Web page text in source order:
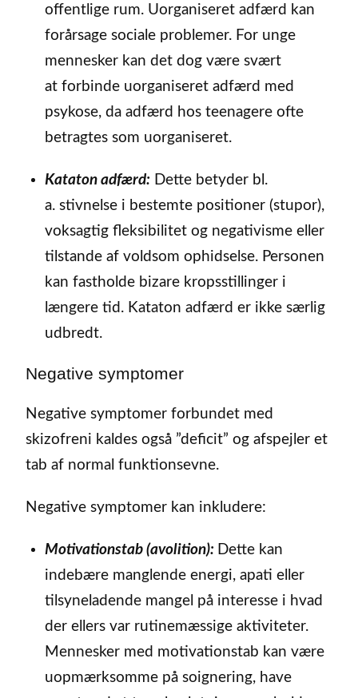
offentlige rum. Uorganiseret adfærd kan
forårsage sociale problemer. For unge
mennesker kan det dog være svært
at forbinde uorganiseret adfærd med
psykose, da adfærd hos teenagere ofte
betragtes som uorganiseret.
Kataton adfærd: Dette betyder bl.
a. stivnelse i bestemte positioner (stupor),
voksagtig fleksibilitet og negativisme eller
tilstande af voldsom ophidselse. Personen
kan fastholde bizare kropsstillinger i
længere tid. Kataton adfærd er ikke særlig
udbredt.
Negative symptomer
Negative symptomer forbundet med
skizofreni kaldes også ”deficit” og afspejler et
tab af normal funktionsevne.
Negative symptomer kan inkludere:
Motivationstab (avolition): Dette kan
indebære manglende energi, apati eller
tilsyneladende mangel på interesse i hvad
der ellers var rutinemæssige aktiviteter.
Mennesker med motivationstab kan være
uopmærksomme på soignering, have